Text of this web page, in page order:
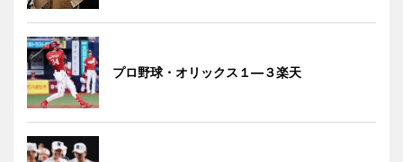
プロ野球・オリックス１―３楽天